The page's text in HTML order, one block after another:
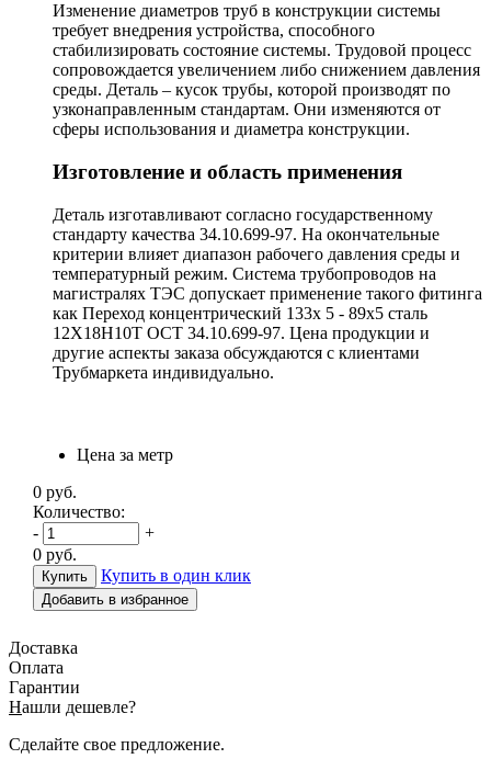
Изменение диаметров труб в конструкции системы
требует внедрения устройства, способного
стабилизировать состояние системы. Трудовой процесс
сопровождается увеличением либо снижением давления
среды. Деталь – кусок трубы, которой производят по
узконаправленным стандартам. Они изменяются от
сферы использования и диаметра конструкции.
Изготовление и область применения
Деталь изготавливают согласно государственному
стандарту качества 34.10.699-97. На окончательные
критерии влияет диапазон рабочего давления среды и
температурный режим. Система трубопроводов на
магистралях ТЭС допускает применение такого фитинга
как Переход концентрический 133х 5 - 89х5 сталь
12Х18Н10Т ОСТ 34.10.699-97. Цена продукции и
другие аспекты заказа обсуждаются с клиентами
Трубмаркета индивидуально.
Цена за метр
0 руб.
Количество:
-
+
0 руб.
Купить в один клик
Добавить в избранное
Доставка
Оплата
Гарантии
Нашли дешевле?
Сделайте свое предложение.